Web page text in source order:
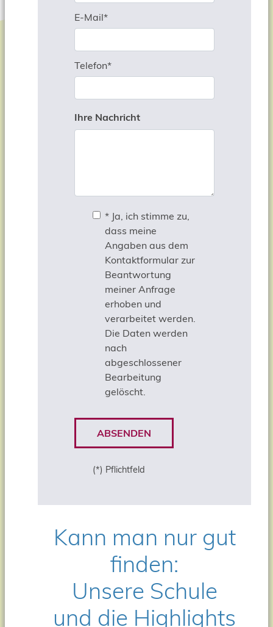
Pflichtfeld
E-Mail*
Pflichtfeld
Telefon*
Ihre Nachricht
* Ja, ich stimme zu,
dass meine
Angaben aus dem
Kontaktformular zur
Beantwortung
meiner Anfrage
erhoben und
verarbeitet werden.
Die Daten werden
nach
abgeschlossener
Bearbeitung
gelöscht.
ABSENDEN
(*) Pflichtfeld
Kann man nur gut
finden:
Unsere Schule
und die Highlights